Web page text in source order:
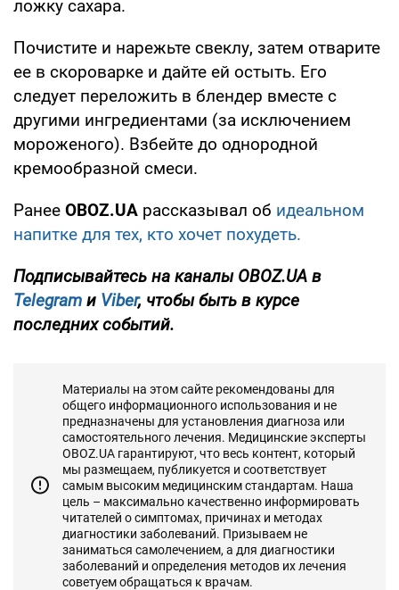
ложку сахара.
Почистите и нарежьте свеклу, затем отварите
ее в скороварке и дайте ей остыть. Его
следует переложить в блендер вместе с
другими ингредиентами (за исключением
мороженого). Взбейте до однородной
кремообразной смеси.
Ранее OBOZ.UA рассказывал об идеальном
напитке для тех, кто хочет похудеть.
Подписывайтесь на каналы OBOZ.UA в
Telegram и Viber, чтобы быть в курсе
последних событий.
Материалы на этом сайте рекомендованы для
общего информационного использования и не
предназначены для установления диагноза или
самостоятельного лечения. Медицинские эксперты
OBOZ.UA гарантируют, что весь контент, который
мы размещаем, публикуется и соответствует
самым высоким медицинским стандартам. Наша
цель – максимально качественно информировать
читателей о симптомах, причинах и методах
диагностики заболеваний. Призываем не
заниматься самолечением, а для диагностики
заболеваний и определения методов их лечения
советуем обращаться к врачам.